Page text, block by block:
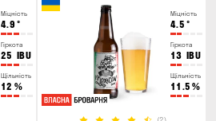
Міцність
4.9 °
Гіркота
25 IBU
Щільність
12 %
Міцність
4.5 °
Гіркота
13 IBU
Щільність
11.5 %